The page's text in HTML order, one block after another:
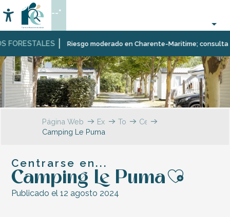
au
contenu
principal
Riesgo moderado en Charente-Maritime; consulta
Accessibilité
Buscar
--°
Página Web Explorador
Todos Centrarse
Camping Le Puma
Centrarse en...
Camping Le Puma
Publicado el 12 agosto 2024